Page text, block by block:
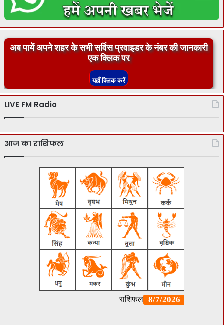
अब पायें अपने शहर के सभी सर्विस प्रवाइडर के नंबर की जानकारी
एक क्लिक पर
LIVE FM Radio
आज का राशिफल